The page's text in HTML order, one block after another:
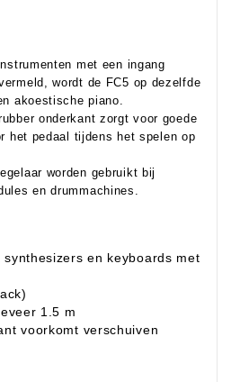
met een ingang
wordt de FC5 op dezelfde
akoestische piano.
onderkant zorgt voor goede
het pedaal tijdens het spelen op
worden gebruikt bij
en drummachines.
synthesizers en keyboards met
1.5 m
voorkomt verschuiven